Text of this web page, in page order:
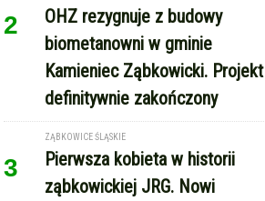
2
OHZ rezygnuje z budowy
biometanowni w gminie
Kamieniec Ząbkowicki. Projekt
definitywnie zakończony
3
ZĄBKOWICE ŚLĄSKIE
Pierwsza kobieta w historii
ząbkowickiej JRG. Nowi